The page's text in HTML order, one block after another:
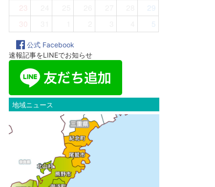
23
29
30
5
公式 Facebook
速報記事をLINEでお知らせ
地域ニュース